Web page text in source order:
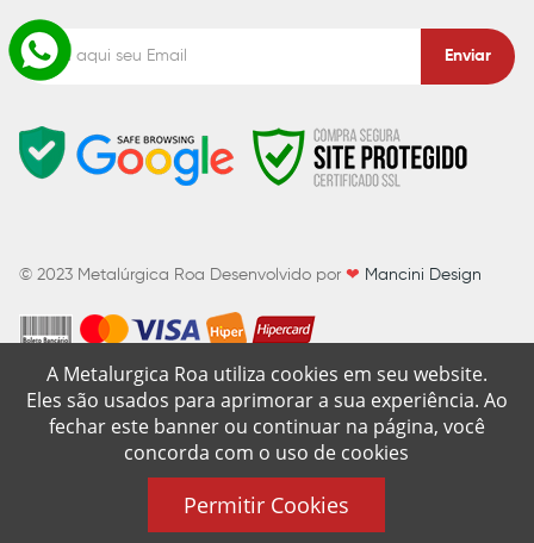
Enviar
© 2023 Metalúrgica Roa Desenvolvido por ❤ Mancini Design
A Metalurgica Roa utiliza cookies em seu website.
Eles são usados para aprimorar a sua experiência. Ao
fechar este banner ou continuar na página, você
concorda com o uso de cookies
Permitir Cookies